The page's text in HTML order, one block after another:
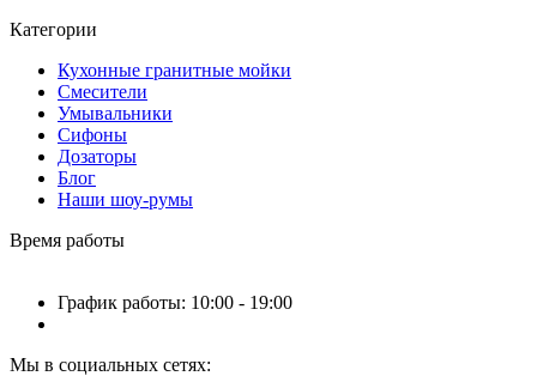
Категории
Кухонные гранитные мойки
Смесители
Умывальники
Сифоны
Дозаторы
Блог
Наши шоу-румы
Время работы
График работы: 10:00 - 19:00
Мы в социальных сетях: